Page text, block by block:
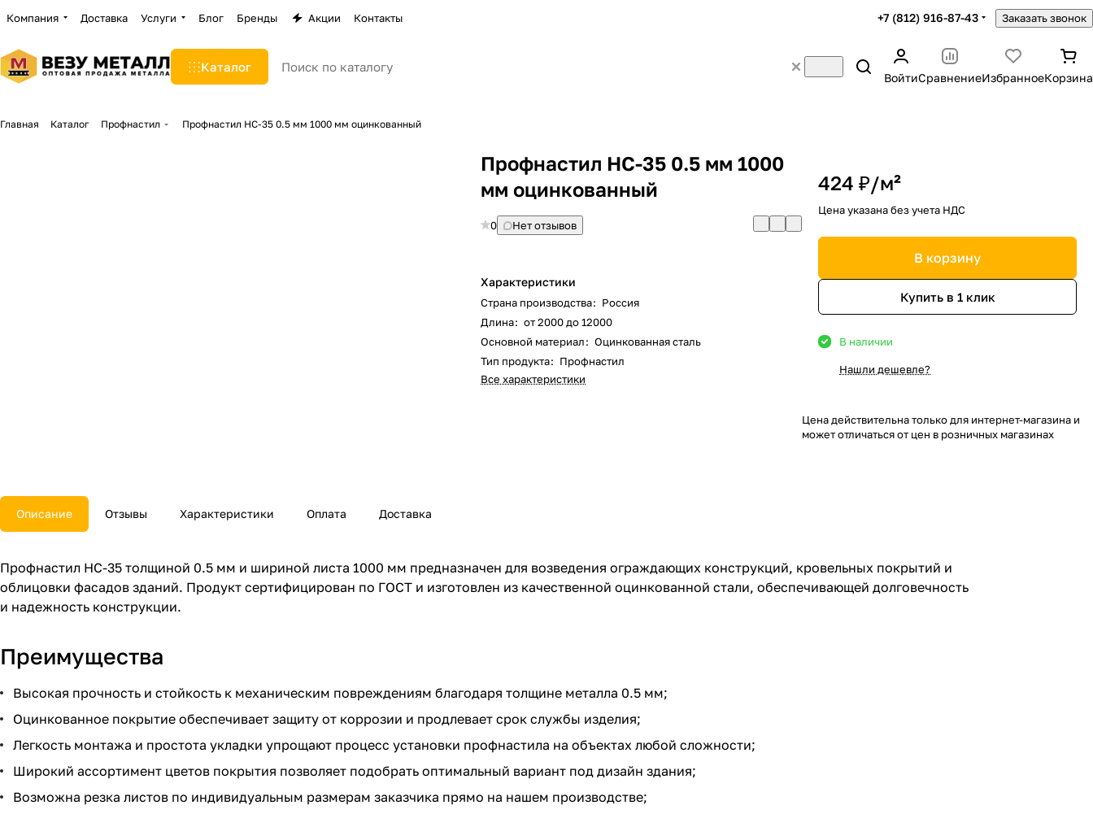
Компания Доставка Услуги Блог Бренды Акции Контакты +7 (812) 916-87-43 Заказать звонок
Каталог
ВойтиСравнениеИзбранноеКорзина
Главная Каталог Профнастил Профнастил НС-35 0.5 мм 1000 мм оцинкованный
Профнастил НС-35 0.5 мм 1000
мм оцинкованный
0 Нет отзывов
Характеристики
Страна производства: Россия
Длина: от 2000 до 12000
Основной материал: Оцинкованная сталь
Тип продукта: Профнастил
Все характеристики
424 ₽/м²
Цена указана без учета НДС
В корзину
Купить в 1 клик
В наличии
Нашли дешевле?
Цена действительна только для интернет-магазина и
может отличаться от цен в розничных магазинах
Описание Отзывы Характеристики Оплата Доставка
Профнастил НС-35 толщиной 0.5 мм и шириной листа 1000 мм предназначен для возведения ограждающих конструкций, кровельных покрытий и
облицовки фасадов зданий. Продукт сертифицирован по ГОСТ и изготовлен из качественной оцинкованной стали, обеспечивающей долговечность
и надежность конструкции.
Преимущества
Высокая прочность и стойкость к механическим повреждениям благодаря толщине металла 0.5 мм;
Оцинкованное покрытие обеспечивает защиту от коррозии и продлевает срок службы изделия;
Легкость монтажа и простота укладки упрощают процесс установки профнастила на объектах любой сложности;
Широкий ассортимент цветов покрытия позволяет подобрать оптимальный вариант под дизайн здания;
Возможна резка листов по индивидуальным размерам заказчика прямо на нашем производстве;